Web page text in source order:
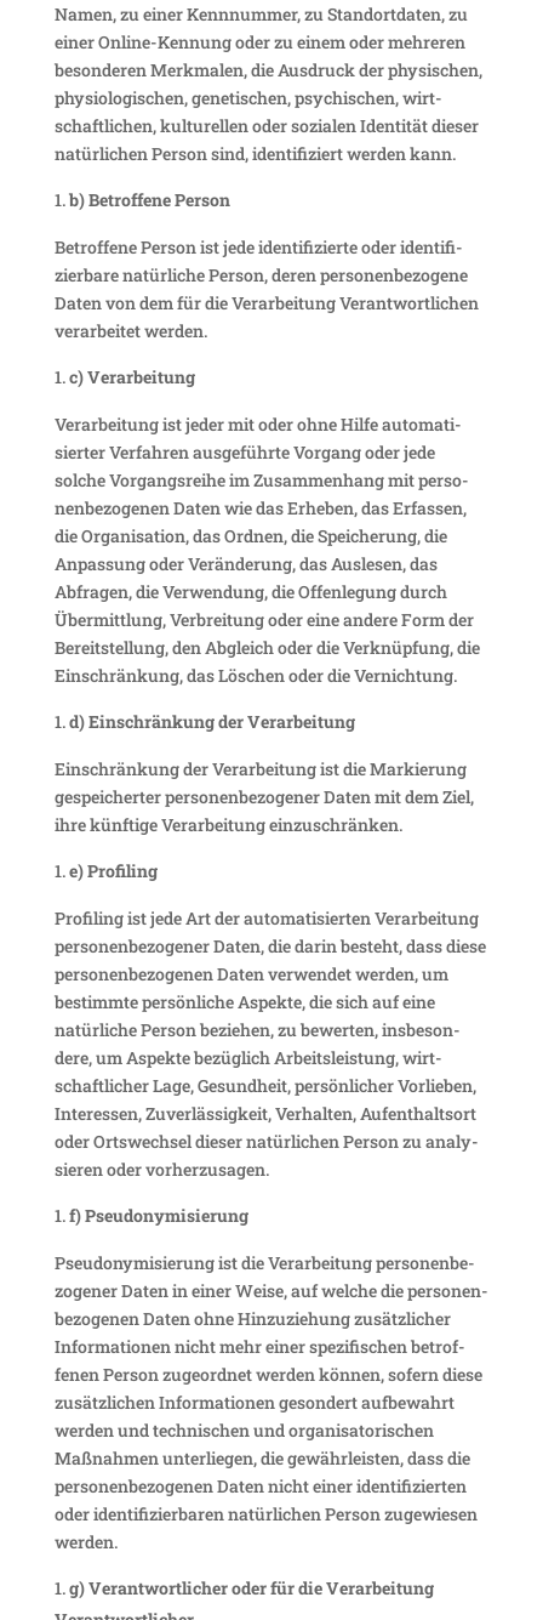
Namen, zu einer Kenn­nummer, zu Stand­ort­daten, zu
einer Online-Kennung oder zu einem oder mehreren
beson­deren Merk­malen, die Ausdruck der physi­schen,
physio­lo­gi­schen, gene­ti­schen, psychi­schen, wirt­
schaft­li­chen, kultu­rellen oder sozialen Iden­tität dieser
natür­li­chen Person sind, iden­ti­fi­ziert werden kann.
b) Betrof­fene Person
Betrof­fene Person ist jede iden­ti­fi­zierte oder iden­ti­fi­
zier­bare natür­liche Person, deren perso­nen­be­zo­gene
Daten von dem für die Verar­bei­tung Verant­wort­li­chen
verar­beitet werden.
c) Verar­bei­tung
Verar­bei­tung ist jeder mit oder ohne Hilfe auto­ma­ti­
sierter Verfahren ausge­führte Vorgang oder jede
solche Vorgangs­reihe im Zusam­men­hang mit perso­
nen­be­zo­genen Daten wie das Erheben, das Erfassen,
die Orga­ni­sa­tion, das Ordnen, die Spei­che­rung, die
Anpas­sung oder Verän­de­rung, das Auslesen, das
Abfragen, die Verwen­dung, die Offen­le­gung durch
Über­mitt­lung, Verbrei­tung oder eine andere Form der
Bereit­stel­lung, den Abgleich oder die Verknüp­fung, die
Einschrän­kung, das Löschen oder die Vernichtung.
d) Einschrän­kung der Verarbeitung
Einschrän­kung der Verar­bei­tung ist die Markie­rung
gespei­cherter perso­nen­be­zo­gener Daten mit dem Ziel,
ihre künf­tige Verar­bei­tung einzuschränken.
e) Profiling
Profiling ist jede Art der auto­ma­ti­sierten Verar­bei­tung
perso­nen­be­zo­gener Daten, die darin besteht, dass diese
perso­nen­be­zo­genen Daten verwendet werden, um
bestimmte persön­liche Aspekte, die sich auf eine
natür­liche Person beziehen, zu bewerten, insbe­son­
dere, um Aspekte bezüg­lich Arbeits­leis­tung, wirt­
schaft­li­cher Lage, Gesund­heit, persön­li­cher Vorlieben,
Inter­essen, Zuver­läs­sig­keit, Verhalten, Aufent­haltsort
oder Orts­wechsel dieser natür­li­chen Person zu analy­
sieren oder vorherzusagen.
f) Pseud­ony­mi­sie­rung
Pseud­ony­mi­sie­rung ist die Verar­bei­tung perso­nen­be­
zo­gener Daten in einer Weise, auf welche die perso­nen­
be­zo­genen Daten ohne Hinzu­zie­hung zusätz­li­cher
Infor­ma­tionen nicht mehr einer spezi­fi­schen betrof­
fenen Person zuge­ordnet werden können, sofern diese
zusätz­li­chen Infor­ma­tionen geson­dert aufbe­wahrt
werden und tech­ni­schen und orga­ni­sa­to­ri­schen
Maßnahmen unter­liegen, die gewähr­leisten, dass die
perso­nen­be­zo­genen Daten nicht einer iden­ti­fi­zierten
oder iden­ti­fi­zier­baren natür­li­chen Person zuge­wiesen
werden.
g) Verant­wort­li­cher oder für die Verar­bei­tung